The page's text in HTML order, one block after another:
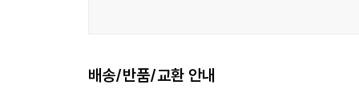
배송/반품/교환 안내